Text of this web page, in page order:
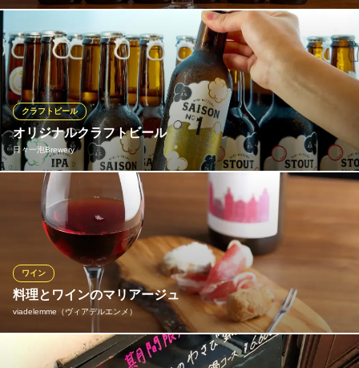
店主が取り揃えた、多彩なベルギービール。初めての方には、ド
ライな口あたり＆甘味・酸味・苦みのバランスが良いオルヴァル
がおすすめです◎ほかにもシメイビール、ロッシュホールなど、
さまざまな銘柄をご提供しております。ぜひ飲み比べをお楽しみ
ください♪
やきとり ひろ
炭火焼鳥
ＪＲ大阪環状線福島駅 徒歩3分
大阪府大阪市福島区福島7-3-18
オリジナルクラフトビール
日々一泡Brewery
クラフトビール
【一杯のクラフトビールからはじまる非日常体験を】 日常的に親
しみがある“ビール”のなかでもより作り手の想いを表現させてくれ
る、懐が深い“クラフトビール”。日々一泡はクラフトビールの美味
しさや面白さを多くの方にお届けし、日々をより素敵に感じられ
る一杯を目指します！
日々一泡Brewery
居酒屋×クラフトビール
ＪＲ大阪環状線福島駅 徒歩8分
大阪府大阪市福島区福島8-1-1
料理とワインのマリアージュ
viadelemme（ヴィアデルエンメ）
ワイン
豊富なワインリストもvia del emmeの魅力。 シェフをはじめスタ